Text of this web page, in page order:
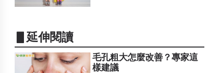
▋延伸閱讀
毛孔粗大怎麼改善？專家這
樣建議